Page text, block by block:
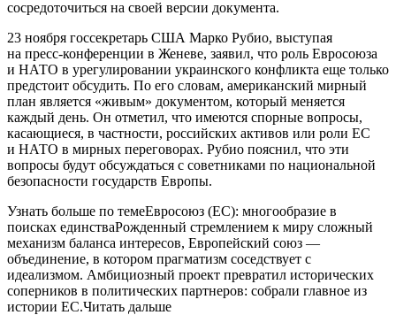
сосредоточиться на своей версии документа.
23 ноября госсекретарь США Марко Рубио, выступая
на пресс-конференции в Женеве, заявил, что роль Евросоюза
и НАТО в урегулировании украинского конфликта еще только
предстоит обсудить. По его словам, американский мирный
план является «живым» документом, который меняется
каждый день. Он отметил, что имеются спорные вопросы,
касающиеся, в частности, российских активов или роли ЕС
и НАТО в мирных переговорах. Рубио пояснил, что эти
вопросы будут обсуждаться с советниками по национальной
безопасности государств Европы.
Узнать больше по темеЕвросоюз (ЕС): многообразие в
поисках единстваРожденный стремлением к миру сложный
механизм баланса интересов, Европейский союз —
объединение, в котором прагматизм соседствует с
идеализмом. Амбициозный проект превратил исторических
соперников в политических партнеров: собрали главное из
истории ЕС.Читать дальше